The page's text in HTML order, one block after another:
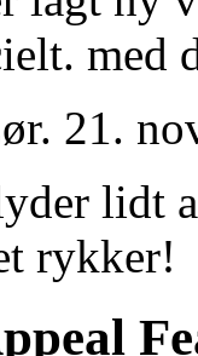
med
21.
lidt
rykker!